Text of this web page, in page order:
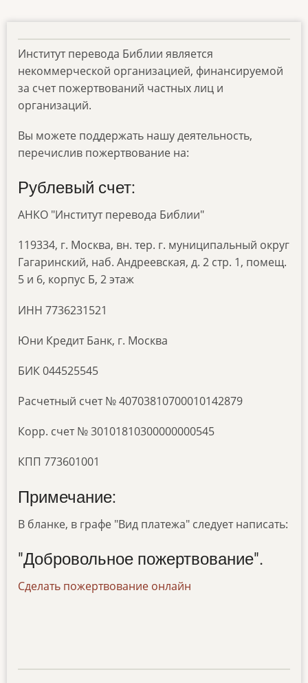
Институт перевода Библии является
некоммерческой организацией, финансируемой
за счет пожертвований частных лиц и
организаций.
Вы можете поддержать нашу деятельность,
перечислив пожертвование на:
Рублевый счет:
АНКО "Институт перевода Библии"
119334, г. Москва, вн. тер. г. муниципальный округ
Гагаринский, наб. Андреевская, д. 2 стр. 1, помещ.
5 и 6, корпус Б, 2 этаж
ИНН 7736231521
Юни Кредит Банк, г. Москва
БИК 044525545
Расчетный счет № 40703810700010142879
Корр. счет № 30101810300000000545
КПП 773601001
Примечание:
В бланке, в графе "Вид платежа" следует написать:
"Добровольное пожертвование".
Сделать пожертвование онлайн